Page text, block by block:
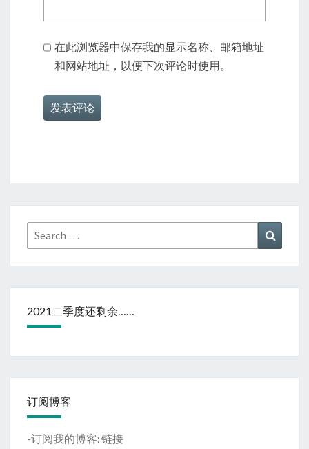
在此浏览器中保存我的显示名称、邮箱地址
和网站地址，以便下次评论时使用。
Search
for:
2021二季度还剩余……
订阅博客
-订阅我的博客: 链接